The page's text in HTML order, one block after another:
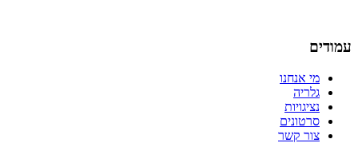
עמודים
מי אנחנו
גלריה
נציגויות
סרטונים
צור קשר